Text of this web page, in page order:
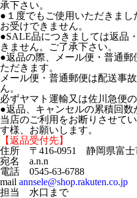
承下さい。
●１度でもご使用いただきま
お受けできません。
●SALE品につきましては返品
きません。ご了承下さい。
●返品の際、メール便・普通
ただきます。
メール便・普通郵便は配送事
ん。
必ずヤマト運輸又は佐川急便
●返品、キャンセルの累積回数
当店のご利用をお断りさせて
す様、お願いします。
【返品受付先】
住所 〒416-0951 静岡県富
宛名 a.n.n
電話 0545-63-6788
mail annsele@shop.rakuten.co.jp
担当 水口まで